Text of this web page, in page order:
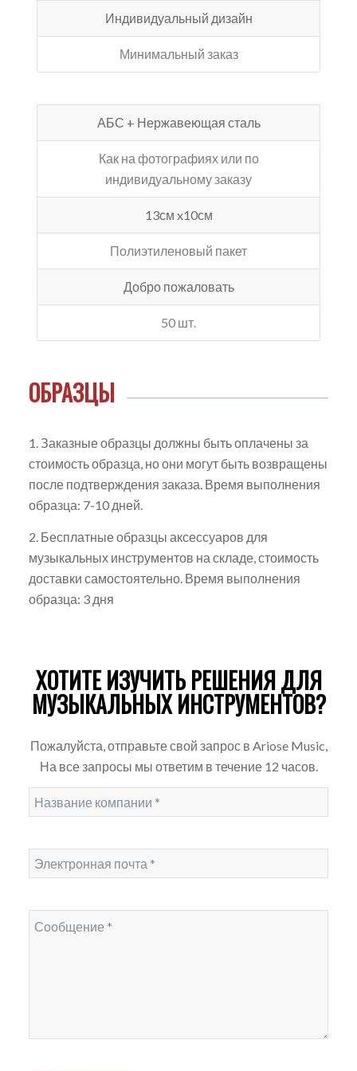
Индивидуальный дизайн
Минимальный заказ
АБС + Нержавеющая сталь
Как на фотографиях или по
индивидуальному заказу
13см x10см
Полиэтиленовый пакет
Добро пожаловать
50 шт.
ОБРАЗЦЫ
1. Заказные образцы должны быть оплачены за
стоимость образца, но они могут быть возвращены
после подтверждения заказа. Время выполнения
образца: 7-10 дней.
2. Бесплатные образцы аксессуаров для
музыкальных инструментов на складе, стоимость
доставки самостоятельно. Время выполнения
образца: 3 дня
ХОТИТЕ ИЗУЧИТЬ РЕШЕНИЯ ДЛЯ
МУЗЫКАЛЬНЫХ ИНСТРУМЕНТОВ?
Пожалуйста, отправьте свой запрос в Ariose Music,
На все запросы мы ответим в течение 12 часов.